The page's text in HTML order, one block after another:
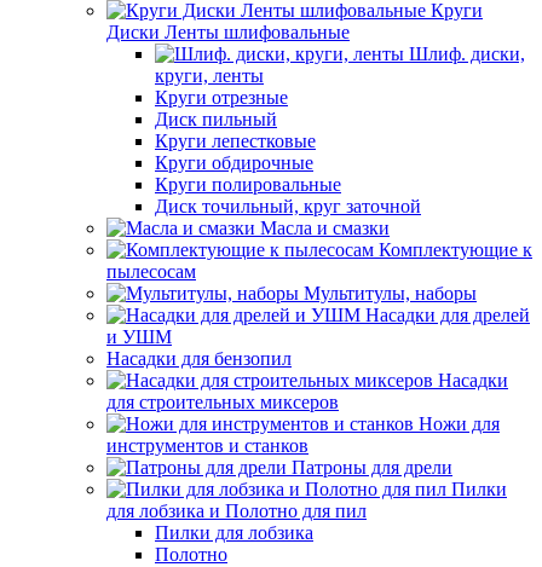
Круги
Диски Ленты шлифовальные
Шлиф. диски,
круги, ленты
Круги отрезные
Диск пильный
Круги лепестковые
Круги обдирочные
Круги полировальные
Диск точильный, круг заточной
Масла и смазки
Комплектующие к
пылесосам
Мультитулы, наборы
Насадки для дрелей
и УШМ
Насадки для бензопил
Насадки
для строительных миксеров
Ножи для
инструментов и станков
Патроны для дрели
Пилки
для лобзика и Полотно для пил
Пилки для лобзика
Полотно